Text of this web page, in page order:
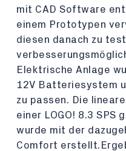
mit CAD Software
einem Prototypen
diesen danach zu
Elektrische Anlage
12V Batteriesystem
zu passen. Die
einer LOGO! 8.3 SPS
wurde mit der
Comfort